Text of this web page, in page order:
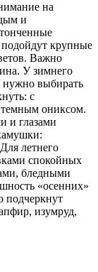
на
и
подойдут крупные
Важно
У зимнего
нужно выбирать
с
ониксом.
и глазами
летнего
спокойных
бледными
«осенних»
подчеркнут
изумруд,